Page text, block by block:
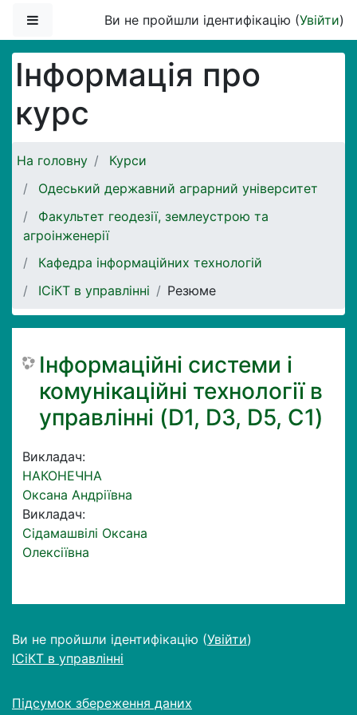
Бокова панельВи не пройшли ідентифікацію (Увійти)
Інформація про
курс
На головну
Курси
Одеський державний аграрний університет
Факультет геодезії, землеустрою та
агроінженерії
Кафедра інформаційних технологій
ІСіКТ в управлінні
Резюме
Інформаційні системи і
комунікаційні технології в
управлінні (D1, D3, D5, C1)
Викладач:
НАКОНЕЧНА
Оксана Андріївна
Викладач:
Сідамашвілі Оксана
Олексіївна
Ви не пройшли ідентифікацію (Увійти)
ІСіКТ в управлінні
Підсумок збереження даних